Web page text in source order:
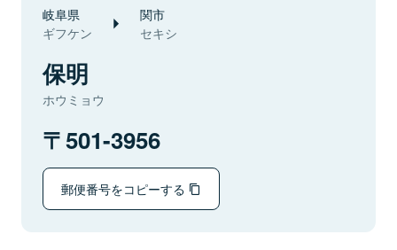
岐阜県
ギフケン
関市
セキシ
保明
ホウミョウ
501-3956
郵便番号をコピーする